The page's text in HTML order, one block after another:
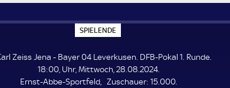
SPIELENDE
P
E
L
E
N
Zeiss Jena - Bayer 04 Leverkusen. DFB-Pokal 1. Runde.
18:00, Uhr, Mittwoch, 28.08.2024.
Ernst-Abbe-Sportfeld
Zuschauer: Z
15.000.